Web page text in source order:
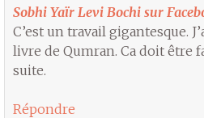
Sobhi Yaïr Levi Bochi sur
C’est un travail gigantesque.
livre de Qumran. Ca doit être
suite.
Répondre